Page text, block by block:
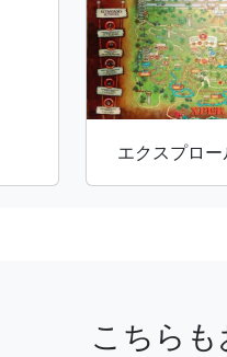
エクスプロ
こちら